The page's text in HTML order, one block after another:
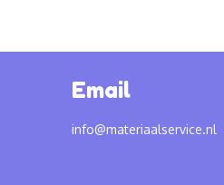
Email
info@materiaalservice.nl